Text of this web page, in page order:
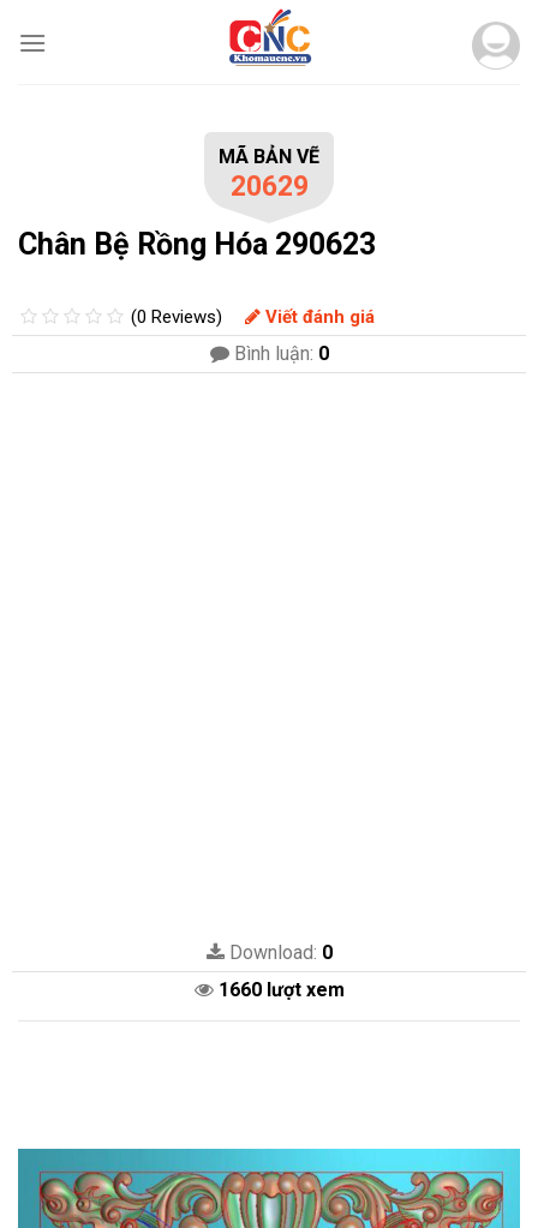
MÃ BẢN VẼ
20629
Chân Bệ Rồng Hóa 290623
(0 Reviews) Viết đánh giá
Bình luận: 0
Download: 0
1660 lượt xem